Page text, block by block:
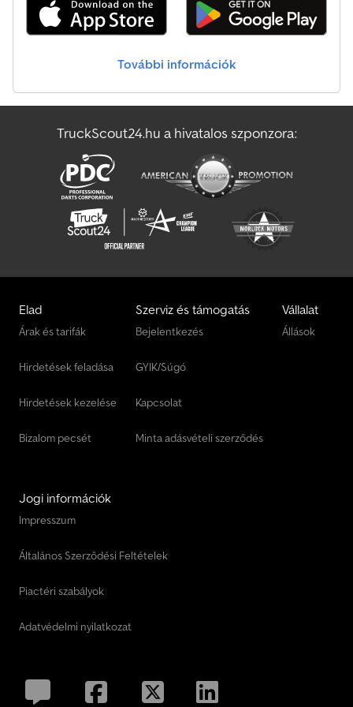
Scania 4X2 Nyergesvontató
Terberg 4X2 Nyergesvontató
Vezeko R 2 Utánfutó
Volvo 4X2 Nyergesvontató
További információk
TruckScout24.hu a hivatalos szponzora:
Elad
Árak és tarifák
Hirdetések feladása
Hirdetések kezelése
Bizalom pecsét
Szerviz és támogatás
Bejelentkezés
GYIK/Súgó
Kapcsolat
Minta adásvételi szerződés
Vállalat
Állások
Jogi információk
Impresszum
Általános Szerződési Feltételek
Piactéri szabályok
Adatvédelmi nyilatkozat